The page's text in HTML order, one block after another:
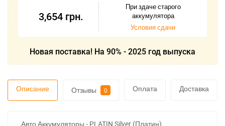
3,654 грн.
При здаче старого
аккумулятора
Условия сдачи
Новая поставка! На 90% - 2025 год выпуска
Описание Отзывы 0 Оплата Доставка
Авто Аккумуляторы - PLATIN Silver (Платин)